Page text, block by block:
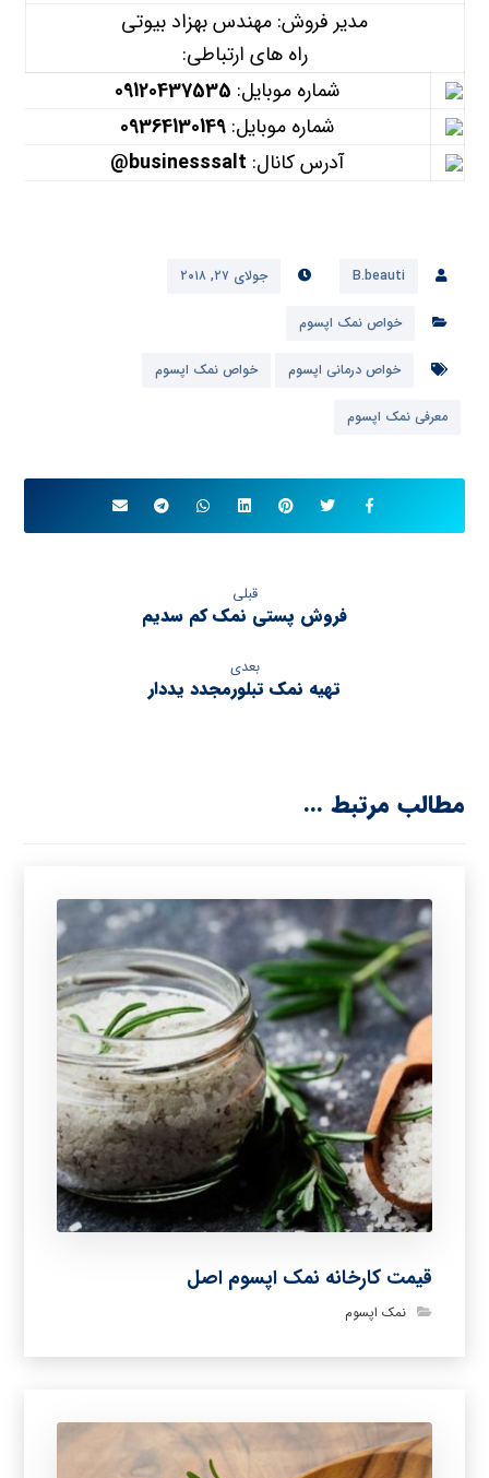
مدیر فروش: مهندس بهزاد بیوتی
راه های ارتباطی:
شماره موبایل: 09120437535
شماره موبایل: 09364130149
آدرس کانال: businesssalt@
B.beauti جولای ۲۷, ۲۰۱۸
خواص نمک اپسوم
خواص درمانی اپسوم خواص نمک اپسوم
معرفی نمک اپسوم
قبلی
فروش پستی نمک کم سدیم
بعدی
تهیه نمک تبلورمجدد یددار
مطالب مرتبط ...
قیمت کارخانه نمک اپسوم اصل
نمک اپسوم